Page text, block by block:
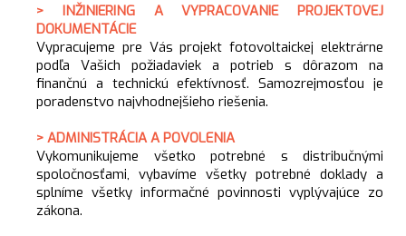
> INŽINIERING A VYPRACOVANIE PROJEKTOVEJ
DOKUMENTÁCIE
Vypracujeme pre Vás projekt fotovoltaickej elektrárne
podľa Vašich požiadaviek a potrieb s dôrazom na
finančnú a technickú efektívnosť. Samozrejmosťou je
poradenstvo najvhodnejšieho riešenia.
> ADMINISTRÁCIA A POVOLENIA
Vykomunikujeme všetko potrebné s distribučnými
spoločnosťami, vybavíme všetky potrebné doklady a
splníme všetky informačné povinnosti vyplývajúce zo
zákona.